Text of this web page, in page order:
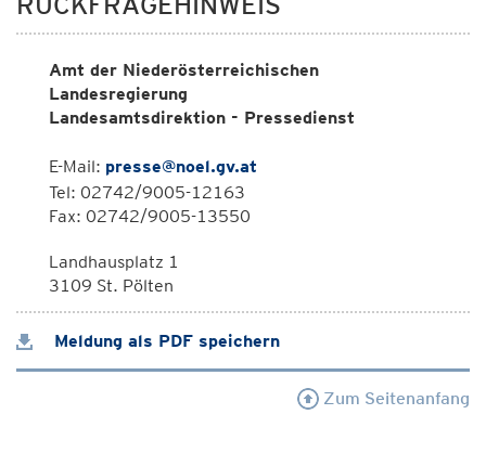
Amt der Niederösterreichischen
Landesregierung
Landesamtsdirektion - Pressedienst
E-Mail: presse@noel.gv.at
Tel: 02742/9005-12163
Fax: 02742/9005-13550
Landhausplatz 1
3109 St. Pölten
Meldung als PDF speichern
Zum Seitenanfang